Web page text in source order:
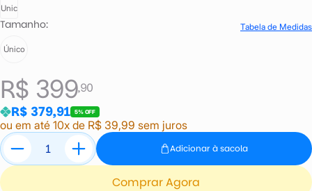
R$ 399,90
R$ 379,91 5% OFF
ou em até 10x de R$ 39,99 sem juros
Unic
Tamanho: Tabela de Medidas
Único
Adicionar à sacola
Comprar Agora